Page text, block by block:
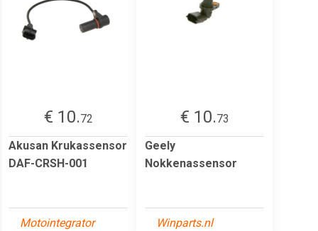
€ 10.72
Akusan Krukassensor
DAF-CRSH-001
Motointegrator
€ 10.73
Geely
Nokkenassensor
Winparts.nl